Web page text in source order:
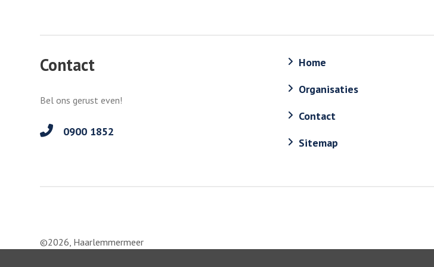
Contact
Bel ons gerust even!
0900 1852
Home
Organisaties
Contact
Sitemap
©2026, Haarlemmermeer